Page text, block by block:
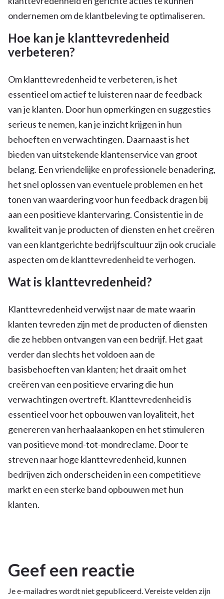
ondernemen om de klantbeleving te optimaliseren.
Hoe kan je klanttevredenheid
verbeteren?
Om klanttevredenheid te verbeteren, is het
essentieel om actief te luisteren naar de feedback
van je klanten. Door hun opmerkingen en suggesties
serieus te nemen, kan je inzicht krijgen in hun
behoeften en verwachtingen. Daarnaast is het
bieden van uitstekende klantenservice van groot
belang. Een vriendelijke en professionele benadering,
het snel oplossen van eventuele problemen en het
tonen van waardering voor hun feedback dragen bij
aan een positieve klantervaring. Consistentie in de
kwaliteit van je producten of diensten en het creëren
van een klantgerichte bedrijfscultuur zijn ook cruciale
aspecten om de klanttevredenheid te verhogen.
Wat is klanttevredenheid?
Klanttevredenheid verwijst naar de mate waarin
klanten tevreden zijn met de producten of diensten
die ze hebben ontvangen van een bedrijf. Het gaat
verder dan slechts het voldoen aan de
basisbehoeften van klanten; het draait om het
creëren van een positieve ervaring die hun
verwachtingen overtreft. Klanttevredenheid is
essentieel voor het opbouwen van loyaliteit, het
genereren van herhaalaankopen en het stimuleren
van positieve mond-tot-mondreclame. Door te
streven naar hoge klanttevredenheid, kunnen
bedrijven zich onderscheiden in een competitieve
markt en een sterke band opbouwen met hun
klanten.
Geef een reactie
Je e-mailadres wordt niet gepubliceerd. Vereiste velden zijn